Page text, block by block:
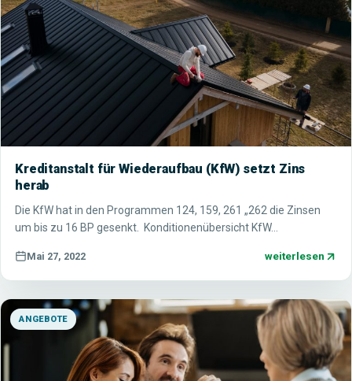
Kreditanstalt für Wiederaufbau (KfW) setzt Zins
herab
Die KfW hat in den Programmen 124, 159, 261 „262 die Zinsen
um bis zu 16 BP gesenkt. Konditionenübersicht KfW…
Mai 27, 2022 weiterlesen
ANGEBOTE